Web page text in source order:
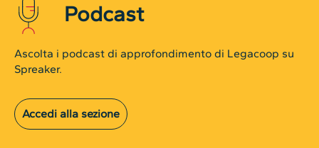
Podcast
Ascolta i podcast di approfondimento di Legacoop su
Spreaker.
Accedi alla sezione